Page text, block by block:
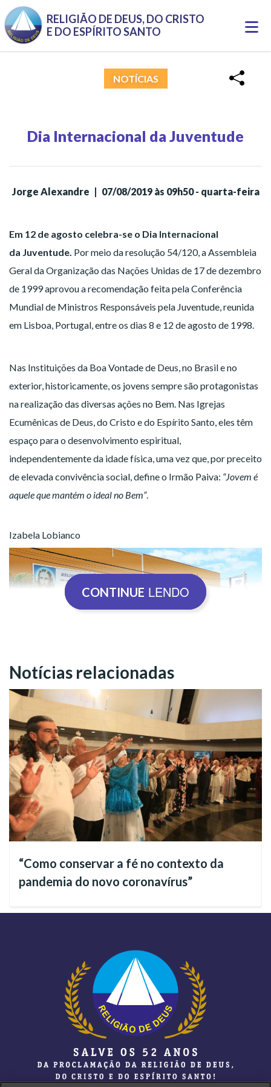
Pular para o conteúdo principal
RELIGIÃO DE DEUS, DO CRISTO
E DO ESPÍRITO SANTO
NOTÍCIAS
Dia Internacional da Juventude
Jorge Alexandre | 07/08/2019 às 09h50 - quarta-feira
Em 12 de agosto celebra-se o Dia Internacional
da Juventude. Por meio da resolução 54/120, a Assembleia
Geral da Organização das Nações Unidas de 17 de dezembro
de 1999 aprovou a recomendação feita pela Conferência
Mundial de Ministros Responsáveis pela Juventude, reunida
em Lisboa, Portugal, entre os dias 8 e 12 de agosto de 1998.
Nas Instituições da Boa Vontade de Deus, no Brasil e no
exterior, historicamente, os jovens sempre são protagonistas
na realização das diversas ações no Bem. Nas Igrejas
Ecumênicas de Deus, do Cristo e do Espírito Santo, eles têm
espaço para o desenvolvimento espiritual,
independentemente da idade física, uma vez que, por preceito
de elevada convivência social, define o Irmão Paiva: “Jovem é
aquele que mantém o ideal no Bem”.
Izabela Lobianco
Americana, SP - Juventude Legionária se apresenta após
oficina de dança nas Rodas Espirituais e Culturais, da LBV.
Conheça as ações da Juventude
Legionária!
A Juventude Ecumênica da Boa Vontade de Deus promove o
debatidos os fundamentos da Religião do Terceiro Milênio,
devidamente sincronizados com o Santo Evangelho-
Também participa das Campanhas de Entronização do Novo
Mandamento de Jesus nos Corações de Boa Vontade e de
várias atividades externas, assumindo a tarefa apostolar de
comunicar os valores do Cristo de Deus, especialmente por
meio da multiplicação voluntária da revistaJESUS ESTÁ
Os moços ainda realizam visitas fraternas a lares e abrigos
CONTINUE LENDO
Notícias relacionadas
“Como conservar a fé no contexto da
pandemia do novo coronavírus”